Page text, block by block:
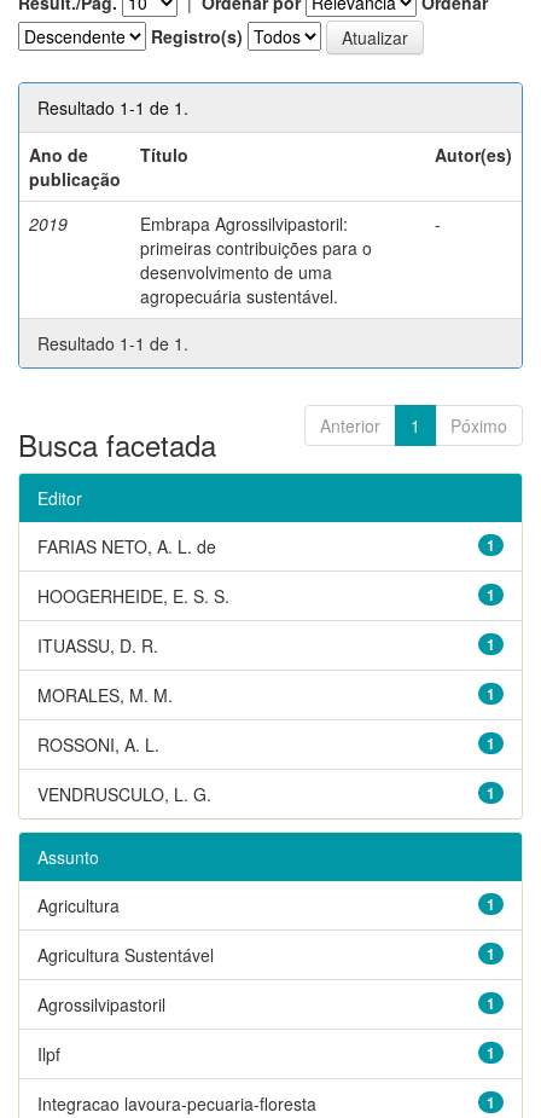
Registro(s)
Resultado 1-1 de 1.
Ano de
publicação
Título Autor(es)
2019
Embrapa Agrossilvipastoril:
primeiras contribuições para o
desenvolvimento de uma
agropecuária sustentável.
-
Resultado 1-1 de 1.
Anterior 1 Póximo
Busca facetada
Editor
1
FARIAS NETO, A. L. de
1
HOOGERHEIDE, E. S. S.
1
ITUASSU, D. R.
1
MORALES, M. M.
1
ROSSONI, A. L.
1
VENDRUSCULO, L. G.
Assunto
1
Agricultura
1
Agricultura Sustentável
1
Agrossilvipastoril
1
Ilpf
1
Integracao lavoura-pecuaria-floresta